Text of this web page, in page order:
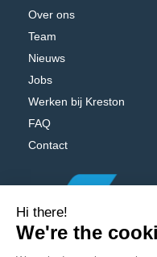
Over ons
Team
Nieuws
Jobs
Werken bij Kreston
FAQ
Contact